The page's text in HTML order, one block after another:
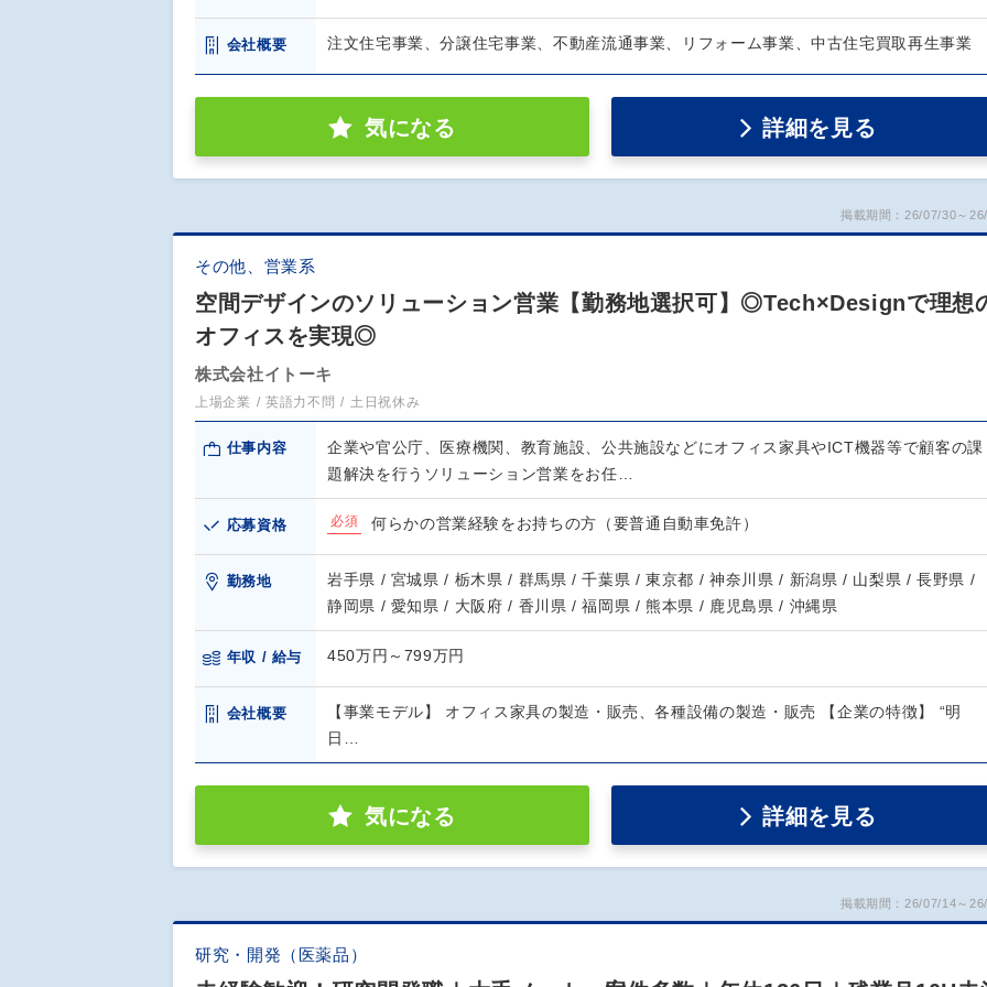
会社概要 注文住宅事業、分譲住宅事業、不動産流通事業、リフォーム事業、中古住宅買取再生事業
気になる 詳細を見る
掲載期間：26/07/30～
その他、営業系
空間デザインのソリューション営業【勤務地選択可】◎Tech×Designで理想
オフィスを実現◎
株式会社イトーキ
上場企業 英語力不問 土日祝休み
仕事内容
企業や官公庁、医療機関、教育施設、公共施設などにオフィス家具やICT機器等で顧客の課
題解決を行うソリューション営業をお任…
応募資格 必須 何らかの営業経験をお持ちの方（要普通自動車免許）
勤務地
岩手県 / 宮城県 / 栃木県 / 群馬県 / 千葉県 / 東京都 / 神奈川県 / 新潟県 / 山梨県 / 長野県 /
静岡県 / 愛知県 / 大阪府 / 香川県 / 福岡県 / 熊本県 / 鹿児島県 / 沖縄県
年収 / 給与 450万円～799万円
会社概要
【事業モデル】 オフィス家具の製造・販売、各種設備の製造・販売 【企業の特徴】 “明
日…
気になる 詳細を見る
掲載期間：26/07/14～
研究・開発（医薬品）